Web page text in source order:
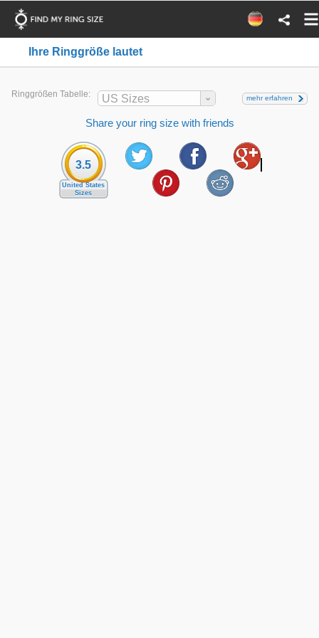
Ihre Ringgröße lautet
Ringgrößen Tabelle: US Sizes mehr erfahren
Share your ring size with friends
3.5
United States
Sizes